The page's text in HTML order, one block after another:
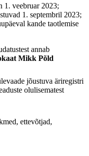
1. veebruar 2023;
1. septembril 2023;
kande taotlemise
annab
Mikk Põld
jõustuva äriregistri
olulisematest
ettevõtjad,